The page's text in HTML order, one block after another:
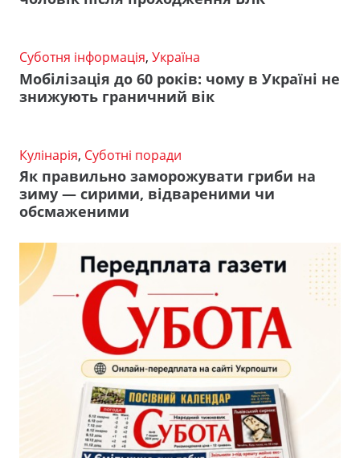
Суботня інформація, Україна
Мобілізація до 60 років: чому в Україні не
знижують граничний вік
Кулінарія, Суботні поради
Як правильно заморожувати гриби на
зиму — сирими, відвареними чи
обсмаженими